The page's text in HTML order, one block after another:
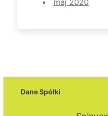
maj 2020
Dane Spółki